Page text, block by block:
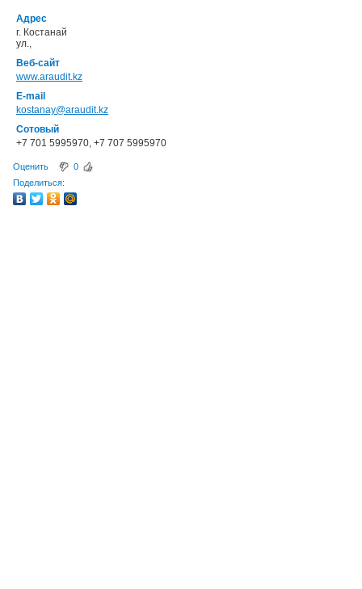
Адрес
г. Костанай
ул.,
Веб-сайт
www.araudit.kz
E-mail
kostanay@araudit.kz
Сотовый
+7 701 5995970, +7 707 5995970
Оценить
0
Поделиться: